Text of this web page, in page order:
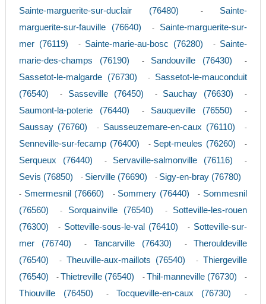
Sainte-marguerite-sur-duclair (76480) - Sainte-
marguerite-sur-fauville (76640)
- Sainte-marguerite-sur-
mer (76119)
- Sainte-marie-au-bosc (76280) - Sainte-
marie-des-champs (76190)
- Sandouville (76430) -
Sassetot-le-malgarde (76730) - Sassetot-le-mauconduit
(76540)
- Sasseville (76450) - Sauchay (76630) -
Saumont-la-poterie (76440) - Sauqueville (76550) -
Saussay (76760) - Sausseuzemare-en-caux (76110) -
Senneville-sur-fecamp (76400) - Sept-meules (76260) -
Serqueux (76440) - Servaville-salmonville (76116) -
Sevis (76850) - Sierville (76690) - Sigy-en-bray (76780)
- Smermesnil (76660) - Sommery (76440) - Sommesnil
(76560)
- Sorquainville (76540) - Sotteville-les-rouen
(76300)
- Sotteville-sous-le-val (76410) - Sotteville-sur-
mer (76740)
- Tancarville (76430) - Therouldeville
(76540)
- Theuville-aux-maillots (76540) - Thiergeville
(76540)
- Thietreville (76540) - Thil-manneville (76730) -
Thiouville (76450) - Tocqueville-en-caux (76730) -